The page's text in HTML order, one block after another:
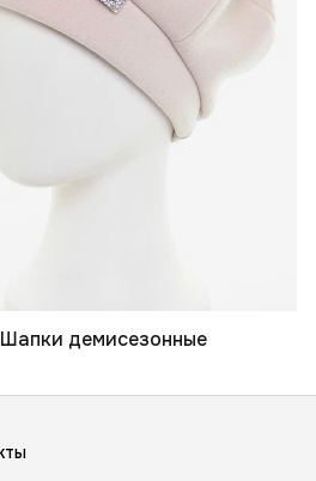
Шапки демисезонные